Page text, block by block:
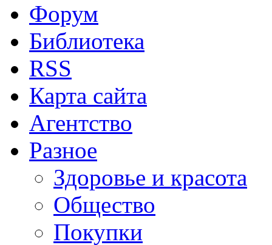
Форум
Библиотека
RSS
Карта сайта
Агентство
Разное
Здоровье и красота
Общество
Покупки